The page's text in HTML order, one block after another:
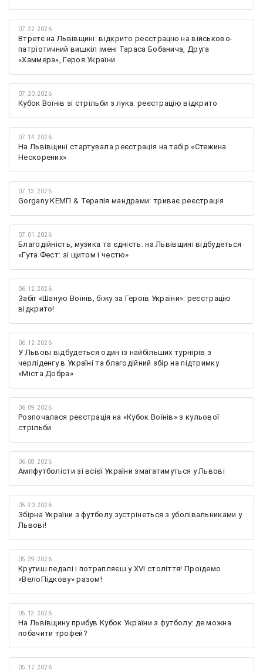
07.22.2026
Втретє на Львівщині: відкрито реєстрацію на військово-
патріотичний вишкіл імені Тараса Бобанича, Друга
«Хаммера», Героя України
07.20.2026
Кубок Воїнів зі стрільби з лука: реєстрацію відкрито
07.14.2026
На Львівщині стартувала реєстрація на табір «Стежина
Нескорених»
07.13.2026
Gorgany КЕМП & Терапія мандрами: триває реєстрація
07.01.2026
Благодійність, музика та єдність: на Львівщині відбудеться
«Гута Фест: зі щитом і честю»
06.12.2026
Забіг «Шаную Воїнів, біжу за Героїв України»: реєстрацію
відкрито!
06.12.2026
У Львові відбудеться один із найбільших турнірів з
черліденгу в Україні та благодійний збір на підтримку
«Міста Добра»
06.09.2026
Розпочалася реєстрація на «Кубок Воїнів» з кульової
стрільби
06.08.2026
Ампфутболісти зі всієї України змагатимуться у Львові
05.30.2026
Збірна України з футболу зустрінеться з уболівальниками у
Львові!
05.29.2026
Крутиш педалі і потрапляєш у XVI століття! Проїдемо
«ВелоПідкову» разом!
05.13.2026
На Львівщину прибув Кубок України з футболу: де можна
побачити трофей?
05.12.2026